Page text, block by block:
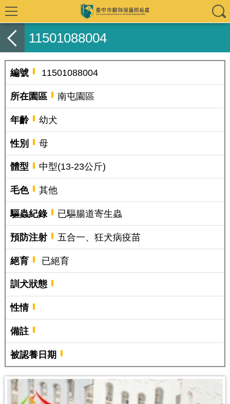
11501088004
編號 11501088004
所在園區 南屯園區
年齡 幼犬
性別 母
體型 中型(13-23公斤)
毛色 其他
驅蟲紀錄 已驅腸道寄生蟲
預防注射 五合一、狂犬病疫苗
絕育 已絕育
訓犬狀態
性情
備註
被認養日期